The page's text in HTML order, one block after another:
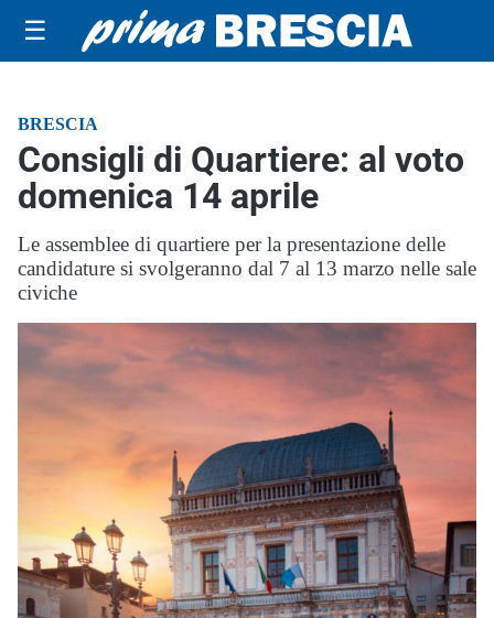
☰
BRESCIA
Consigli di Quartiere: al voto
domenica 14 aprile
Le assemblee di quartiere per la presentazione delle
candidature si svolgeranno dal 7 al 13 marzo nelle sale
civiche